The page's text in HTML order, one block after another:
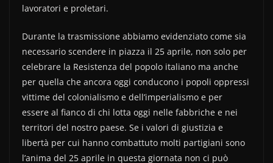
lavoratori e proletari.
Durante la trasmissione abbiamo evidenziato come sia
necessario scendere in piazza il 25 aprile, non solo per
celebrare la Resistenza del popolo italiano ma anche
per quella che ancora oggi conducono i popoli oppressi
vittime del colonialismo e dell’imperialismo e per
essere al fianco di chi lotta oggi nelle fabbriche e nei
territori del nostro paese. Se i valori di giustizia e
libertà per cui hanno combattuto molti partigiani sono
l’anima del 25 aprile in questa giornata non ci può